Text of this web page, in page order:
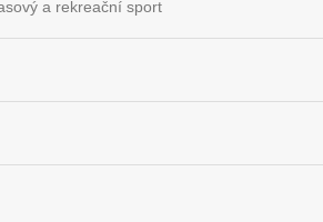
a rekreační sport